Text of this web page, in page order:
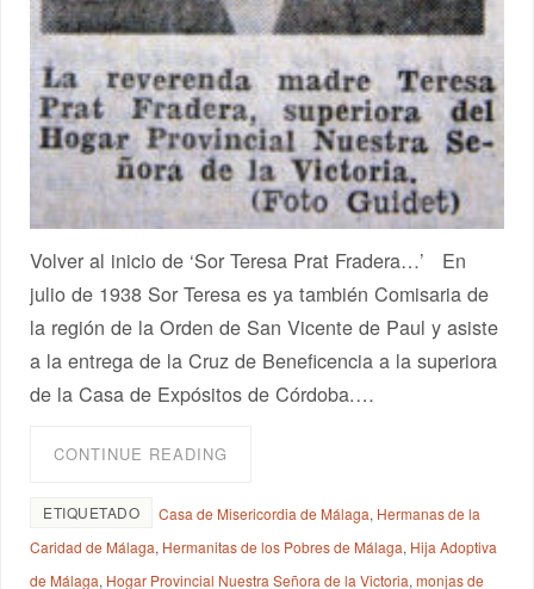
Volver al inicio de ‘Sor Teresa Prat Fradera…’ En
julio de 1938 Sor Teresa es ya también Comisaria de
la región de la Orden de San Vicente de Paul y asiste
a la entrega de la Cruz de Beneficencia a la superiora
de la Casa de Expósitos de Córdoba.…
CONTINUE READING
ETIQUETADO Casa de Misericordia de Málaga, Hermanas de la
Caridad de Málaga, Hermanitas de los Pobres de Málaga, Hija Adoptiva
de Málaga, Hogar Provincial Nuestra Señora de la Victoria,monjas de